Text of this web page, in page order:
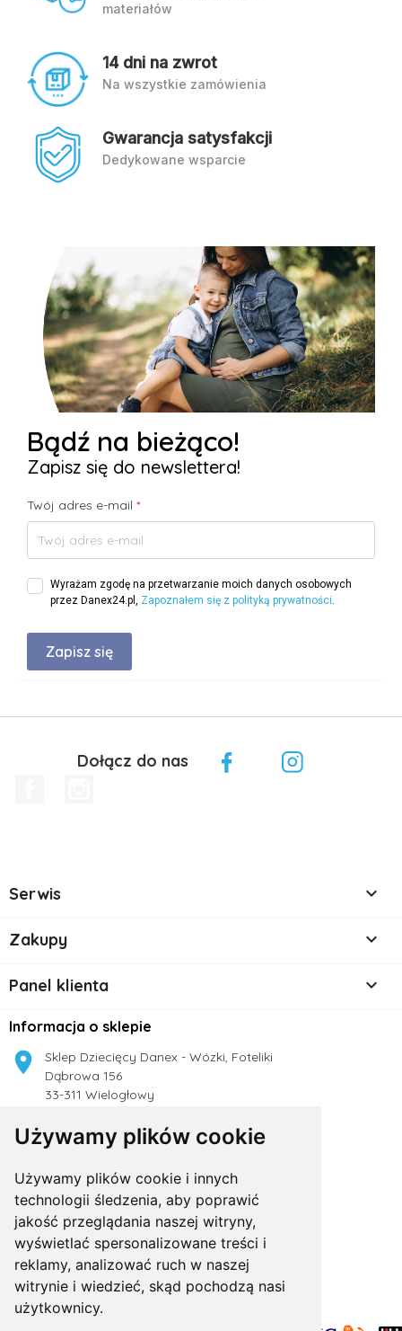
Używamy plików cookie
Używamy plików cookie i innych
technologii śledzenia, aby poprawić
jakość przeglądania naszej witryny,
wyświetlać spersonalizowane treści i
reklamy, analizować ruch w naszej
witrynie i wiedzieć, skąd pochodzą nasi
użytkownicy.
materiałów
14 dni na zwrot
Na wszystkie zamówienia
Gwarancja satysfakcji
Dedykowane wsparcie
Bądź na bieżąco!
Zapisz się do newslettera!
Twój adres e-mail *
Wyrażam zgodę na przetwarzanie moich danych osobowych
przez Danex24.pl, Zapoznałem się z polityką prywatności.
Dołącz do nas
Informacja o sklepie

Sklep Dziecięcy Danex - Wózki, Foteliki
Dąbrowa 156
33-311 Wielogłowy
504 188 333
 sklep.danex@gmail.com
Serwis 
Zakupy 
Panel klienta 